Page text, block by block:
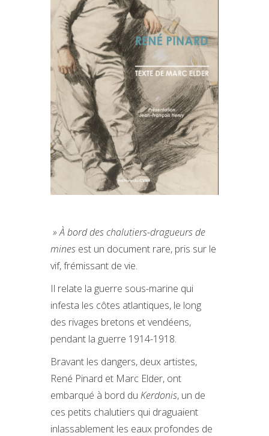
» À bord des chalutiers-dragueurs de
mines est un document rare, pris sur le
vif, frémissant de vie.
Il relate la guerre sous-marine qui
infesta les côtes atlantiques, le long
des rivages bretons et vendéens,
pendant la guerre 1914-1918.
Bravant les dangers, deux artistes,
René Pinard et Marc Elder, ont
embarqué à bord du Kerdonis, un de
ces petits chalutiers qui draguaient
inlassablement les eaux profondes de